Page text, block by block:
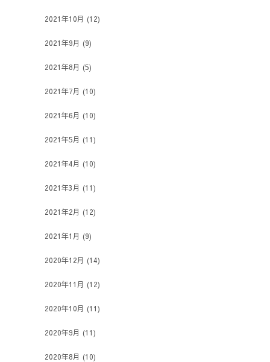
2021年10月 (12)
2021年9月 (9)
2021年8月 (5)
2021年7月 (10)
2021年6月 (10)
2021年5月 (11)
2021年4月 (10)
2021年3月 (11)
2021年2月 (12)
2021年1月 (9)
2020年12月 (14)
2020年11月 (12)
2020年10月 (11)
2020年9月 (11)
2020年8月 (10)